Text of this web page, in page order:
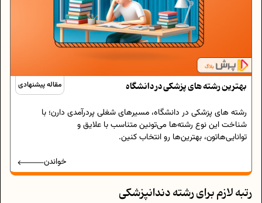
مقاله پیشنهادی بهترین رشته های پزشکی در دانشگاه
رشته های پزشکی در دانشگاه، مسیرهای شغلی پردرآمدی دارن؛ با
شناخت این نوع رشته‌ها می‌تونین متناسب با علایق و
توانایی‌هاتون، بهترین‌ها رو انتخاب کنین.
خواندن
رتبه لازم برای رشته دندانپزشکی